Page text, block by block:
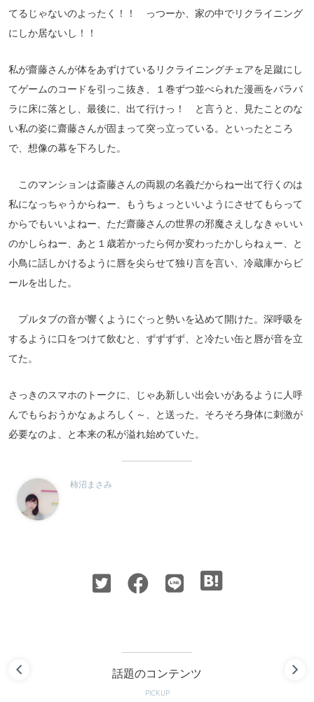
てるじゃないのよったく！！ っつーか、家の中でリクライニング
にしか居ないし！！
私が齋藤さんが体をあずけているリクライニングチェアを足蹴にし
てゲームのコードを引っこ抜き、１巻ずつ並べられた漫画をバラバ
ラに床に落とし、最後に、出て行けっ！ と言うと、見たことのな
い私の姿に齋藤さんが固まって突っ立っている。といったところ
で、想像の幕を下ろした。
このマンションは斎藤さんの両親の名義だからねー出て行くのは
私になっちゃうからねー、もうちょっといいようにさせてもらって
からでもいいよねー、ただ齋藤さんの世界の邪魔さえしなきゃいい
のかしらねー、あと１歳若かったら何か変わったかしらねぇー、と
小鳥に話しかけるように唇を尖らせて独り言を言い、冷蔵庫からビ
ールを出した。
プルタブの音が響くようにぐっと勢いを込めて開けた。深呼吸を
するように口をつけて飲むと、ずずずず、と冷たい缶と唇が音を立
てた。
さっきのスマホのトークに、じゃあ新しい出会いがあるように人呼
んでもらおうかなぁよろしく～、と送った。そろそろ身体に刺激が
必要なのよ、と本来の私が溢れ始めていた。
柿沼まさみ
話題のコンテンツ
PICKUP